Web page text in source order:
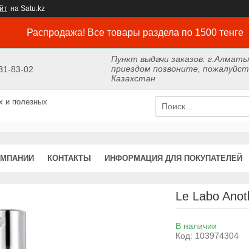
на Satu.kz
Распродажа! Все товары раздела по 1500 тенге
83-02
Пункт выдачи заказов:
приездом позвоните,
Казахстан
и полезных
КОНТАКТЫ ИНФОРМАЦИЯ ДЛЯ ПОКУПАТЕЛЕЙ
Le Labo
В наличии
Код: 103974304